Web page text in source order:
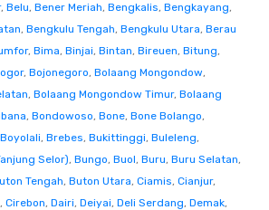
, Belu, Bener Meriah, Bengkalis, Bengkayang,
, Bengkulu Tengah, Bengkulu Utara, Berau
, Bima, Binjai, Bintan, Bireuen, Bitung,
, Bojonegoro, Bolaang Mongondow,
, Bolaang Mongondow Timur, Bolaang
, Bondowoso, Bone, Bone Bolango,
Boyolali, Brebes, Bukittinggi, Buleleng,
Selor), Bungo, Buol, Buru, Buru Selatan,
Tengah, Buton Utara, Ciamis, Cianjur,
, Cirebon, Dairi, Deiyai, Deli Serdang, Demak,